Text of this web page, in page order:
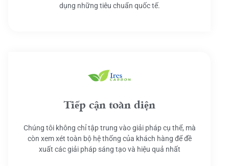
dụng những tiêu chuẩn quốc tế.
Tiếp cận toàn diện
Chúng tôi không chỉ tập trung vào giải pháp cụ thể, mà
còn xem xét toàn bộ hệ thống của khách hàng để đề
xuất các giải pháp sáng tạo và hiệu quả nhất